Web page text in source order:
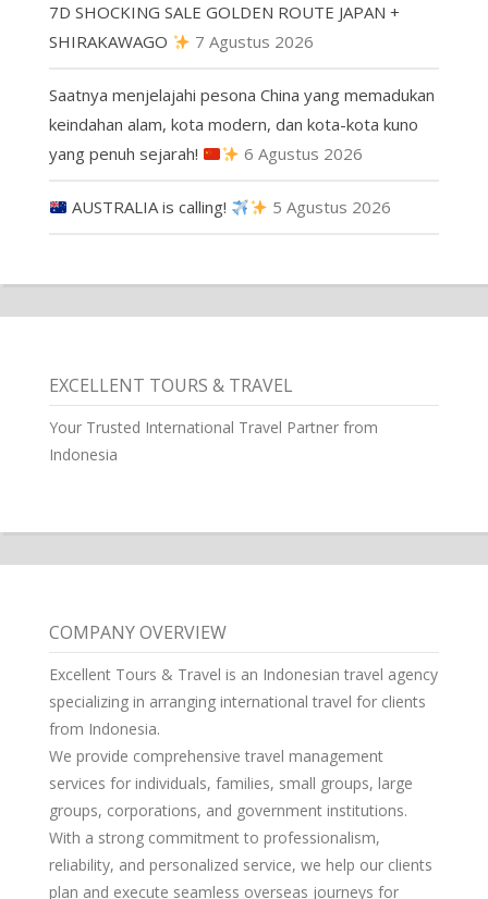
7D SHOCKING SALE GOLDEN ROUTE JAPAN +
SHIRAKAWAGO
7 Agustus 2026
Saatnya menjelajahi pesona China yang memadukan
keindahan alam, kota modern, dan kota-kota kuno
yang penuh sejarah!
6 Agustus 2026
AUSTRALIA is calling! 5 Agustus 2026
EXCELLENT TOURS & TRAVEL
Your Trusted International Travel Partner from
Indonesia
COMPANY OVERVIEW
Excellent Tours & Travel is an Indonesian travel agency
specializing in arranging international travel for clients
from Indonesia.
We provide comprehensive travel management
services for individuals, families, small groups, large
groups, corporations, and government institutions.
With a strong commitment to professionalism,
reliability, and personalized service, we help our clients
plan and execute seamless overseas journeys for